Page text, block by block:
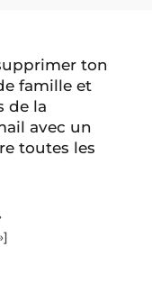
ton
famille et
de la
avec un
toutes les